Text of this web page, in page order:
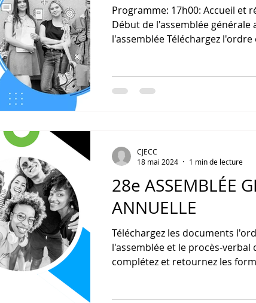
Programme: 17h00: Accueil et
Début de l'assemblée générale
l'assemblée Téléchargez l'ordre
28e ASSEMBLÉE
ANNUELLE
Téléchargez les documents
l'assemblée et le procès-verbal
complétez et retournez les
CJECC
18 mai 2024
1 min de lecture